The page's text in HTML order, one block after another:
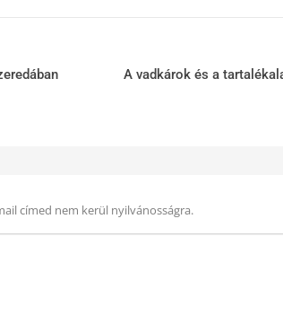
A vadkárok és a
címed nem kerül nyilvánosságra.